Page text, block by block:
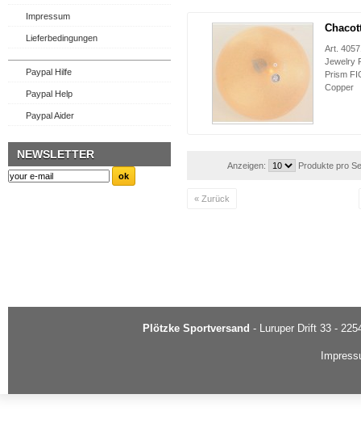
Impressum
Lieferbedingungen
Paypal Hilfe
Paypal Help
Paypal Aider
NEWSLETTER
Art.
Jewelry
Prism
Copper
Anzeigen: Produkte pro
« Zurück
Plötzke Sportversand - Luruper Drift 33 -